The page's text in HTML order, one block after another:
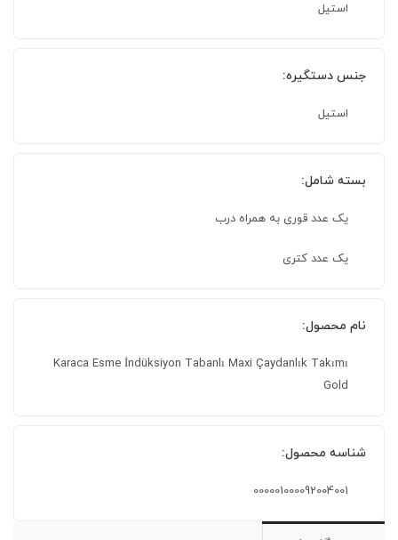
استیل
جنس دستگیره:
استیل
بسته شامل:
یک عدد قوری به همراه درب
یک عدد کتری
نام محصول:
Karaca Esme İndüksiyon Tabanlı Maxi Çaydanlık Takımı
Gold
شناسه محصول:
000001000092004001